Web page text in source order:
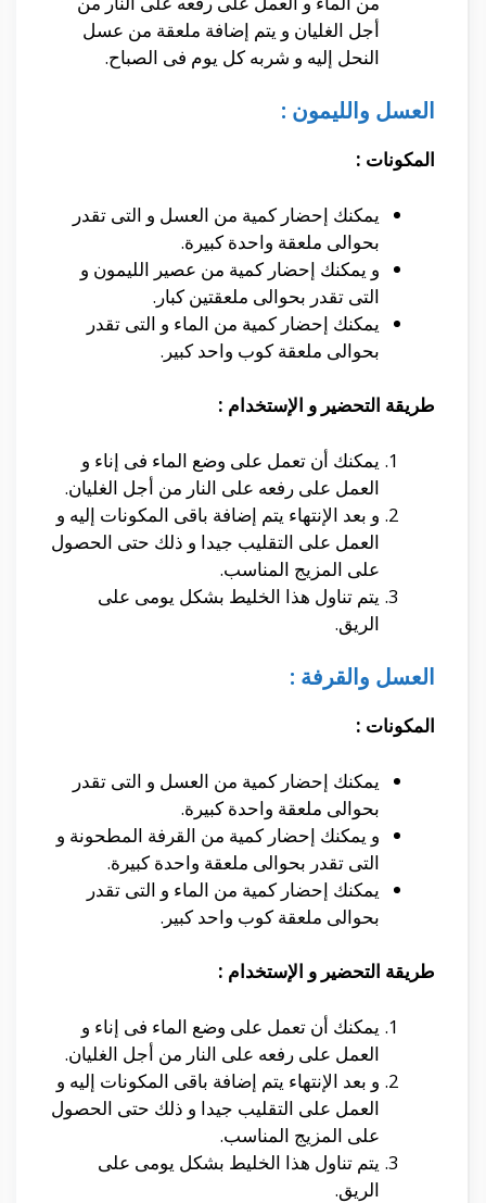
أجل الغليان و يتم إضافة ملعقة من عسل
النحل إليه و شربه كل يوم فى الصباح.
العسل والليمون :
المكونات :
يمكنك إحضار كمية من العسل و التى تقدر
بحوالى ملعقة واحدة كبيرة.
و يمكنك إحضار كمية من عصير الليمون و
التى تقدر بحوالى ملعقتين كبار.
يمكنك إحضار كمية من الماء و التى تقدر
بحوالى ملعقة كوب واحد كبير.
طريقة التحضير و الإستخدام :
يمكنك أن تعمل على وضع الماء فى إناء و
العمل على رفعه على النار من أجل الغليان.
و بعد الإنتهاء يتم إضافة باقى المكونات إليه و
العمل على التقليب جيدا و ذلك حتى الحصول
على المزيج المناسب.
يتم تناول هذا الخليط بشكل يومى على
الريق.
العسل والقرفة :
المكونات :
يمكنك إحضار كمية من العسل و التى تقدر
بحوالى ملعقة واحدة كبيرة.
و يمكنك إحضار كمية من القرفة المطحونة و
التى تقدر بحوالى ملعقة واحدة كبيرة.
يمكنك إحضار كمية من الماء و التى تقدر
بحوالى ملعقة كوب واحد كبير.
طريقة التحضير و الإستخدام :
يمكنك أن تعمل على وضع الماء فى إناء و
العمل على رفعه على النار من أجل الغليان.
و بعد الإنتهاء يتم إضافة باقى المكونات إليه و
العمل على التقليب جيدا و ذلك حتى الحصول
على المزيج المناسب.
يتم تناول هذا الخليط بشكل يومى على
الريق.